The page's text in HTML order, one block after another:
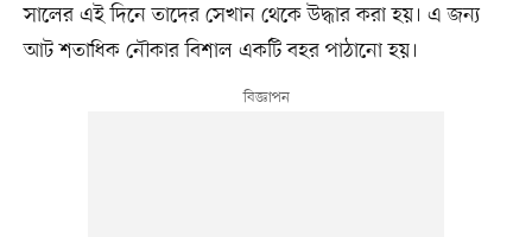
সালের এই দিনে তাদের সেখান থেকে উদ্ধার করা হয়। এ জন্য
আট শতাধিক নৌকার বিশাল একটি বহর পাঠানো হয়।